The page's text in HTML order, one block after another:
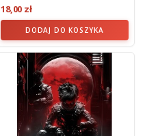
18,00 zł
DODAJ DO KOSZYKA